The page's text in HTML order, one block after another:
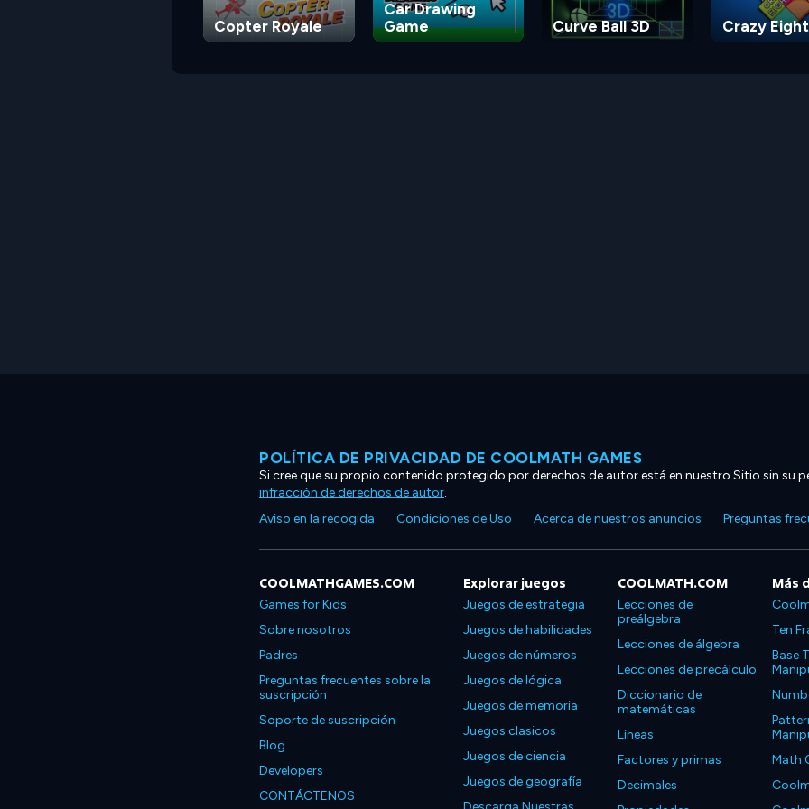
Copter Royale
Car Drawing
Game
Curve Ball 3D Crazy
POLÍTICA DE PRIVACIDAD DE COOLMATH GAMES
Si cree que su propio contenido protegido por derechos de autor está en nuestro Sitio sin su
infracción de derechos de autor.
Aviso en la recogida
Condiciones de Uso Acerca de nuestros anuncios Preguntas
COOLMATHGAMES.COM
Games for Kids
Sobre nosotros
Padres
Preguntas frecuentes sobre la
suscripción
Soporte de suscripción
Blog
Developers
CONTÁCTENOS
Explorar juegos
Juegos de estrategia
Juegos de habilidades
Juegos de números
Juegos de lógica
Juegos de memoria
Juegos clasicos
Juegos de ciencia
Juegos de geografía
COOLMATH.COM
Lecciones de
preálgebra
Lecciones de álgebra
Lecciones de precálculo
Diccionario de
matemáticas
Líneas
Factores y primas
Decimales
Más
Ten
Base
Math